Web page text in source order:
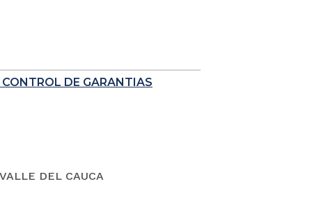
DE GARANTIAS
DEL CAUCA